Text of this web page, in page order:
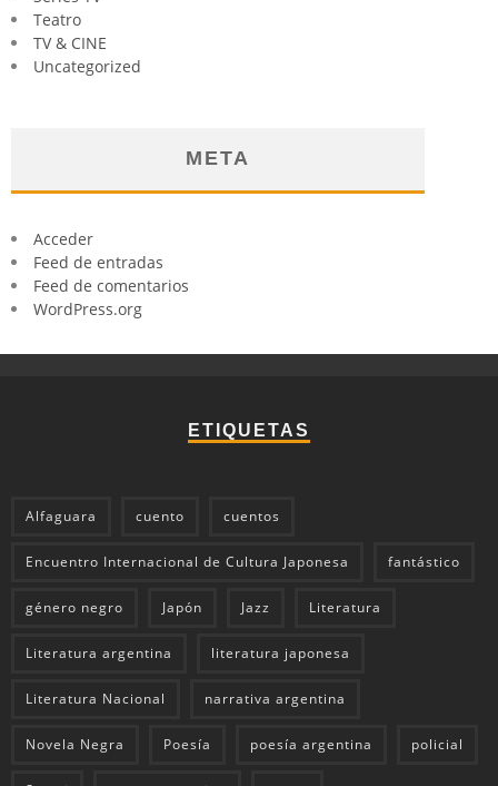
Teatro
TV & CINE
Uncategorized
META
Acceder
Feed de entradas
Feed de comentarios
WordPress.org
ETIQUETAS
Alfaguara cuento cuentos
Encuentro Internacional de Cultura Japonesa fantástico
género negro Japón Jazz Literatura
Literatura argentina literatura japonesa
Literatura Nacional narrativa argentina
Novela Negra Poesía poesía argentina policial